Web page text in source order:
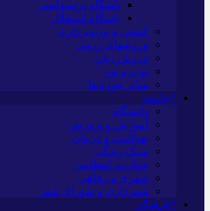
باشگاه پرسپولیس
باشگاه استقلال
کشتی و وزنه‌برداری
ورزشهای رزمی
ورزش زنان
توپ و تور
سایر حوزه ها
*جامعه
دانشگاه
آموزش و پرورش
بهداشت و درمان
سبک زندگی
حوادث، انتظامی
شهری و رفاهی
شهرداری و شورای شهر
*فرهنگی